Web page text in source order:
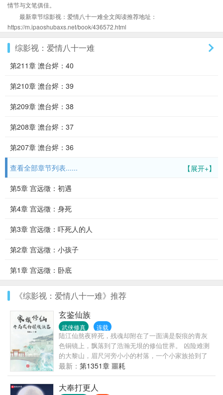
情节与文笔俱佳。
最新章节综影视：爱情八十一难全文阅读推荐地址：
https://m.ipaoshubaxs.net/book/436572.html
综影视：爱情八十一难
第211章 澹台烬：40
第210章 澹台烬：39
第209章 澹台烬：38
第208章 澹台烬：37
第207章 澹台烬：36
【展开+】
查看全部章节列表......
第5章 宫远徵：初遇
第4章 宫远徵：身死
第3章 宫远徵：吓死人的人
第2章 宫远徵：小孩子
第1章 宫远徵：卧底
《综影视：爱情八十一难》推荐
玄鉴仙族
武侠修真 连载
陆江仙熬夜猝死，残魂却附在了一面满是裂痕的青灰
色铜镜上，飘落到了浩瀚无垠的修仙世界。 凶险难测
的大黎山，眉尺河旁小小的村落，一个小家族拾到了
这枚镜子，于是传仙道授仙法，开启波澜壮阔的新时
代。 (家族修仙，不圣母，种田，无系统，群像文)
最新： 第1351章 噩耗
大奉打更人